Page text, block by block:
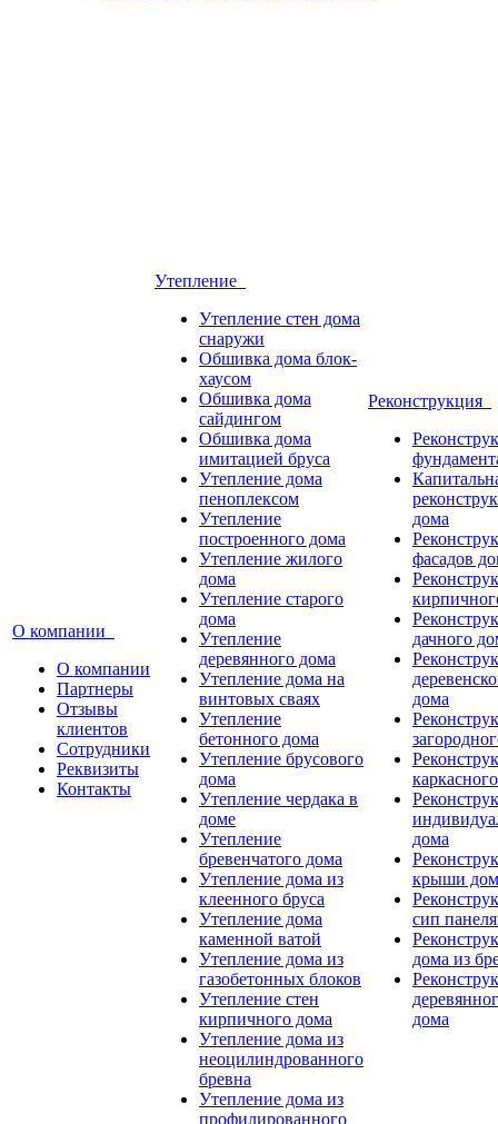
О компании
О компании
Партнеры
Отзывы
клиентов
Сотрудники
Реквизиты
Контакты
Утепление
Утепление стен дома
снаружи
Обшивка дома блок-
хаусом
Обшивка дома
сайдингом
Обшивка дома
имитацией бруса
Утепление дома
пеноплексом
Утепление
построенного дома
Утепление жилого
дома
Утепление старого
дома
Утепление
деревянного дома
Утепление дома на
винтовых сваях
Утепление
бетонного дома
Утепление брусового
дома
Утепление чердака в
доме
Утепление
бревенчатого дома
Утепление дома из
клеенного бруса
Утепление дома
каменной ватой
Утепление дома из
газобетонных блоков
Утепление стен
кирпичного дома
Утепление дома из
неоцилиндрованного
бревна
Утепление дома из
профилированного
Реконструкция
дома
фасадов
дачного
дома
дома
крыши
сип
дома из
дома